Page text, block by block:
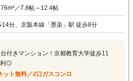
／7.8帖～12.4帖
分、京阪本線「墨染」駅 徒歩8分
付きマンション！京都教育大学徒歩11
利◎
ト無料／2口ガスコンロ